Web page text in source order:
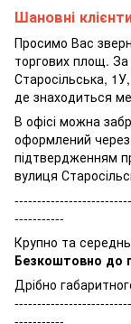
Шановні
Просимо Вас
торгових площ.
Старосільська,
де знаходиться
В офісі можна
оформлений
підтвердженням
вулиця
-----------
Крупно та
Безкоштовно до
Дрібно